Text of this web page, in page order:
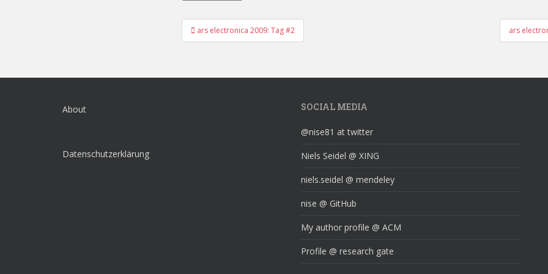
Post
navigation
ars electronica 2009: Tag #2 ars
About
Datenschutzerklärung
SOCIAL MEDIA
@nise81 at twitter
Niels Seidel @ XING
niels.seidel @ mendeley
nise @ GitHub
My author profile @ ACM
Profile @ research gate